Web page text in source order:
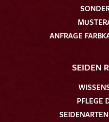
ANFRAGE
SEIDEN
PFLEGE